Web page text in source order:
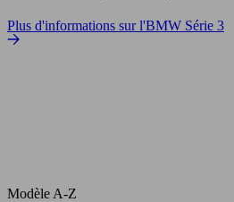
Plus d'informations sur l'BMW Série 3
Modèle A-Z